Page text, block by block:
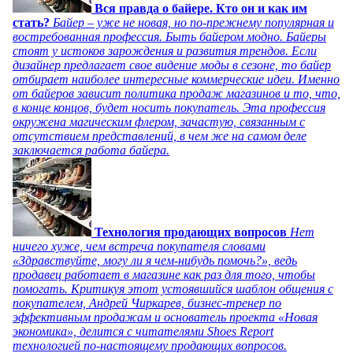
Вся правда о байере. Кто он и как им
стать? Байер – уже не новая, но по-прежнему популярная и
востребованная профессия. Быть байером модно. Байеры
стоят у истоков зарождения и развития трендов. Если
дизайнер предлагает свое видение моды в сезоне, то байер
отбирает наиболее интересные коммерческие идеи. Именно
от байеров зависит политика продаж магазинов и то, что,
в конце концов, будет носить покупатель. Эта профессия
окружена магическим флером, зачастую, связанным с
отсутствием представлений, в чем же на самом деле
заключается работа байера.
Технология продающих вопросов Нет
ничего хуже, чем встреча покупателя словами
«Здравствуйте, могу ли я чем-нибудь помочь?», ведь
продавец работает в магазине как раз для того, чтобы
помогать. Критикуя этот устоявшийся шаблон общения с
покупателем, Андрей Чиркарев, бизнес-тренер по
эффективным продажам и основатель проекта «Новая
экономика», делится с читателями Shoes Report
технологией по-настоящему продающих вопросов.